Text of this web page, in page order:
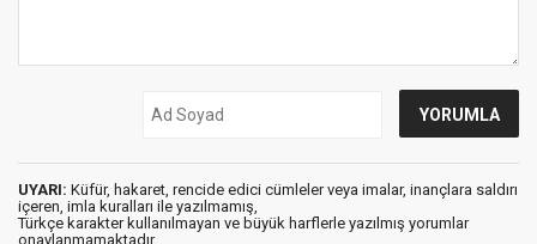
UYARI: Küfür, hakaret, rencide edici cümleler veya imalar, inançlara saldırı
içeren, imla kuralları ile yazılmamış,
Türkçe karakter kullanılmayan ve büyük harflerle yazılmış yorumlar
onaylanmamaktadır.